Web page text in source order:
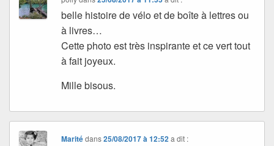
belle histoire de vélo et de boîte à lettres ou
à livres…
Cette photo est très inspirante et ce vert tout
à fait joyeux.
Mille bisous.
Maritédans25/08/2017 à 12:52 a dit :